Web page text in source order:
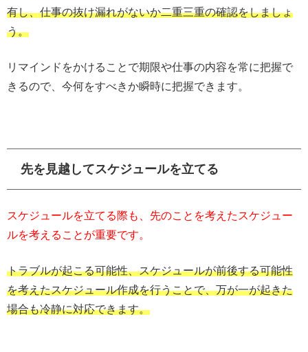
有し、仕事の抜け漏れがないか二重三重の確認をしましょ
う。
リマインドをかけることで期限や仕事の内容を常に把握で
きるので、今何をすべきか瞬時に把握できます。
先を見越してスケジュールを立てる
スケジュールを立てる際も、先のことを考えたスケジュー
ルを考えることが重要です。
トラブルが起こる可能性、スケジュールが前後する可能性
を考えたスケジュール作成を行うことで、万が一が起きた
場合も冷静に対応できます。